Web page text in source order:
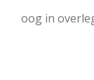
oog in